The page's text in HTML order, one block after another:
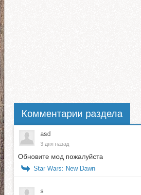
Комментарии раздела
asd
3 дня назад
Обновите мод пожалуйста
Star Wars: New Dawn
s